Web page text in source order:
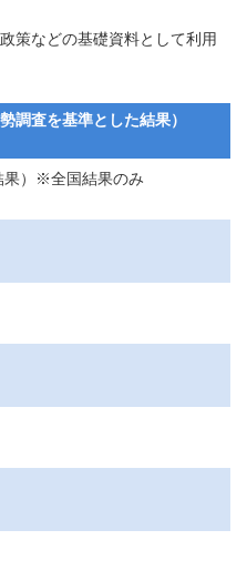
策などの基礎資料として利用
調査を基準とした結果）
果）※全国結果のみ